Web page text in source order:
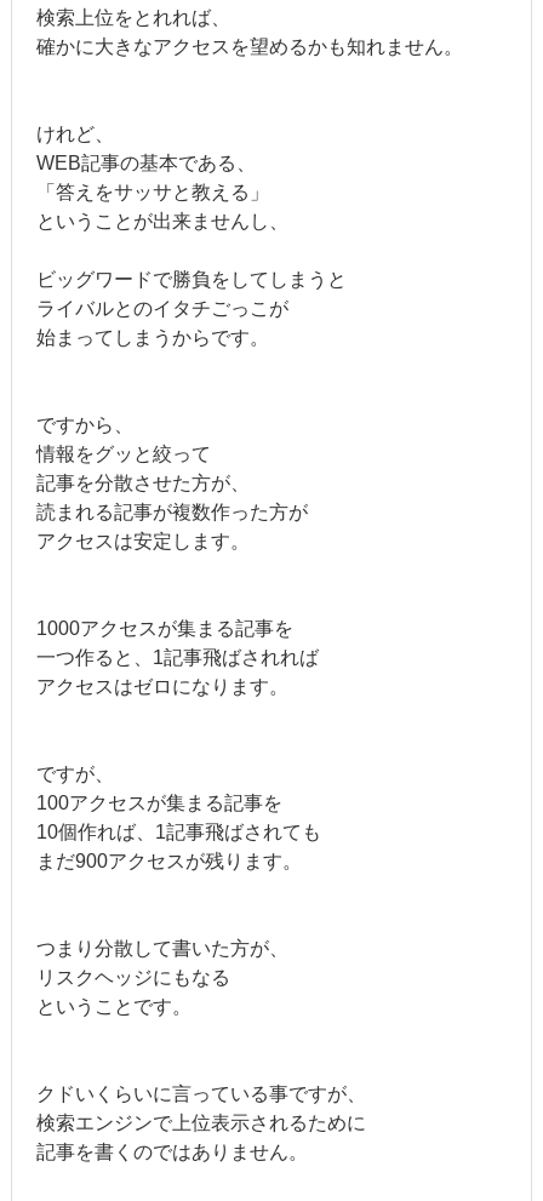
検索上位をとれれば、
確かに大きなアクセスを望めるかも知れません。
けれど、
WEB記事の基本である、
「答えをサッサと教える」
ということが出来ませんし、
ビッグワードで勝負をしてしまうと
ライバルとのイタチごっこが
始まってしまうからです。
ですから、
情報をグッと絞って
記事を分散させた方が、
読まれる記事が複数作った方が
アクセスは安定します。
1000アクセスが集まる記事を
一つ作ると、1記事飛ばされれば
アクセスはゼロになります。
ですが、
100アクセスが集まる記事を
10個作れば、1記事飛ばされても
まだ900アクセスが残ります。
つまり分散して書いた方が、
リスクヘッジにもなる
ということです。
クドいくらいに言っている事ですが、
検索エンジンで上位表示されるために
記事を書くのではありません。